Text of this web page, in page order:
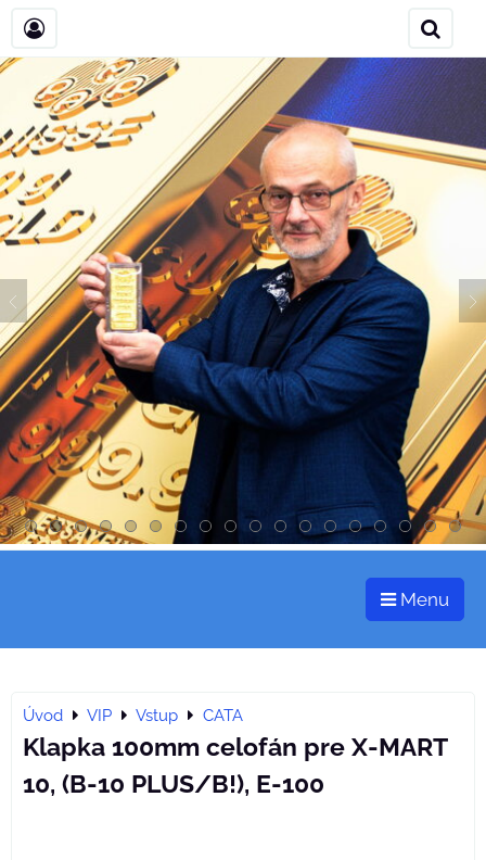
Menu
Úvod VIP Vstup CATA
Klapka 100mm celofán pre X-MART
10, (B-10 PLUS/B!), E-100